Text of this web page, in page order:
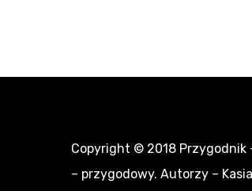
Copyright © 2018 Przygodnik
– przygodowy. Autorzy –